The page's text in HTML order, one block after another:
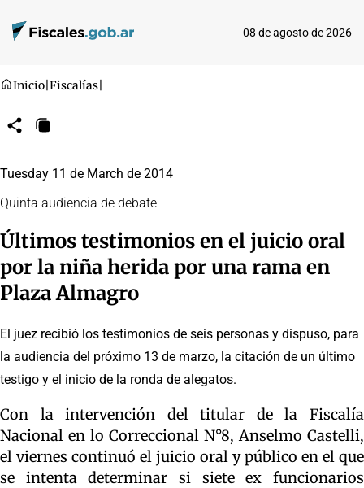
08 de agosto de 2026
Inicio Fiscalías
CompartirCopiar
Tuesday 11 de March de 2014
Quinta audiencia de debate
Últimos testimonios en el juicio oral
por la niña herida por una rama en
Plaza Almagro
El juez recibió los testimonios de seis personas y dispuso, para
la audiencia del próximo 13 de marzo, la citación de un último
testigo y el inicio de la ronda de alegatos.
Con la intervención del titular de la Fiscalía
Nacional en lo Correccional N°8, Anselmo Castelli,
el viernes continuó el juicio oral y público en el que
se intenta determinar si siete ex funcionarios